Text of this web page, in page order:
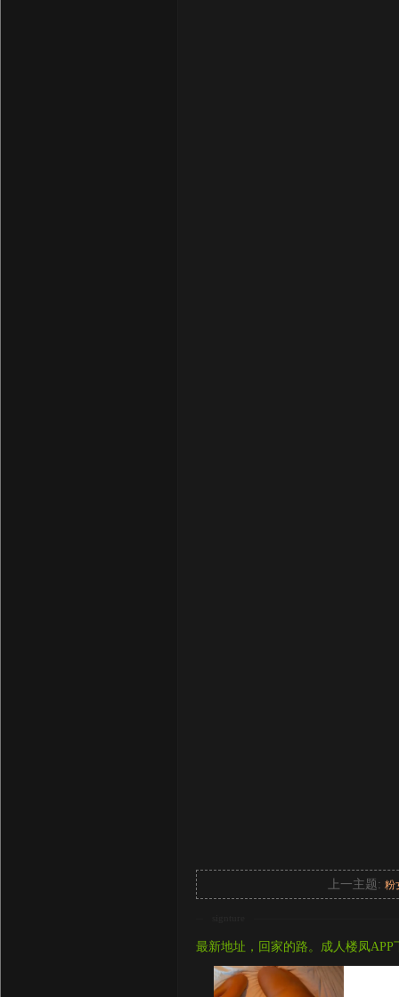
上一主题:粉
最新地址，回家的路。成人楼凤APP